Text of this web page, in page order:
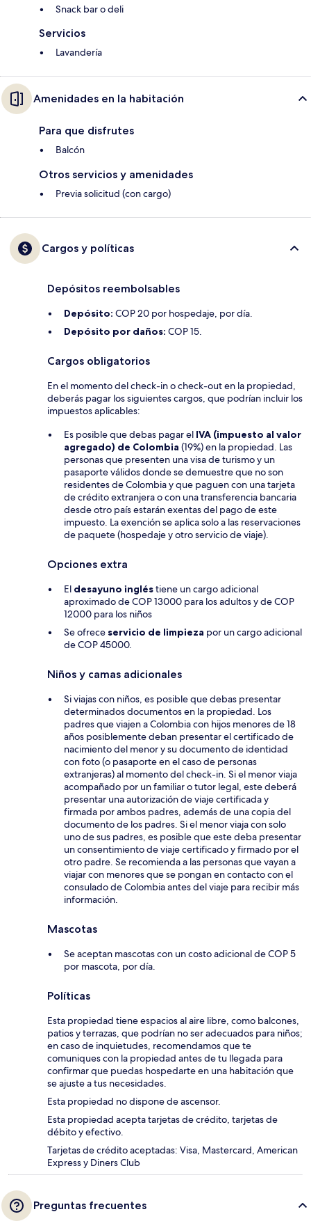
Snack bar o deli
Servicios
Lavandería
Amenidades en la habitación
Para que disfrutes
Balcón
Otros servicios y amenidades
Previa solicitud (con cargo)
Cargos y políticas
Depósitos reembolsables
Depósito: COP 20 por hospedaje, por día.
Depósito por daños: COP 15.
Cargos obligatorios
En el momento del check-in o check-out en la propiedad,
deberás pagar los siguientes cargos, que podrían incluir los
impuestos aplicables:
Es posible que debas pagar el IVA (impuesto al valor
agregado) de Colombia (19%) en la propiedad. Las
personas que presenten una visa de turismo y un
pasaporte válidos donde se demuestre que no son
residentes de Colombia y que paguen con una tarjeta
de crédito extranjera o con una transferencia bancaria
desde otro país estarán exentas del pago de este
impuesto. La exención se aplica solo a las reservaciones
de paquete (hospedaje y otro servicio de viaje).
Opciones extra
El desayuno ingléstiene un cargo adicional
aproximado de COP 13000 para los adultos y de COP
12000 para los niños
Se ofrece servicio de limpieza por un cargo adicional
de COP 45000.
Niños y camas adicionales
Si viajas con niños, es posible que debas presentar
determinados documentos en la propiedad. Los
padres que viajen a Colombia con hijos menores de 18
años posiblemente deban presentar el certificado de
nacimiento del menor y su documento de identidad
con foto (o pasaporte en el caso de personas
extranjeras) al momento del check-in. Si el menor viaja
acompañado por un familiar o tutor legal, este deberá
presentar una autorización de viaje certificada y
firmada por ambos padres, además de una copia del
documento de los padres. Si el menor viaja con solo
uno de sus padres, es posible que este deba presentar
un consentimiento de viaje certificado y firmado por el
otro padre. Se recomienda a las personas que vayan a
viajar con menores que se pongan en contacto con el
consulado de Colombia antes del viaje para recibir más
información.
Mascotas
Se aceptan mascotas con un costo adicional de COP 5
por mascota, por día.
Políticas
Esta propiedad tiene espacios al aire libre, como balcones,
patios y terrazas, que podrían no ser adecuados para niños;
en caso de inquietudes, recomendamos que te
comuniques con la propiedad antes de tu llegada para
confirmar que puedas hospedarte en una habitación que
se ajuste a tus necesidades.
Esta propiedad no dispone de ascensor.
Esta propiedad acepta tarjetas de crédito, tarjetas de
débito y efectivo.
Tarjetas de crédito aceptadas: Visa, Mastercard, American
Express y Diners Club
Preguntas frecuentes